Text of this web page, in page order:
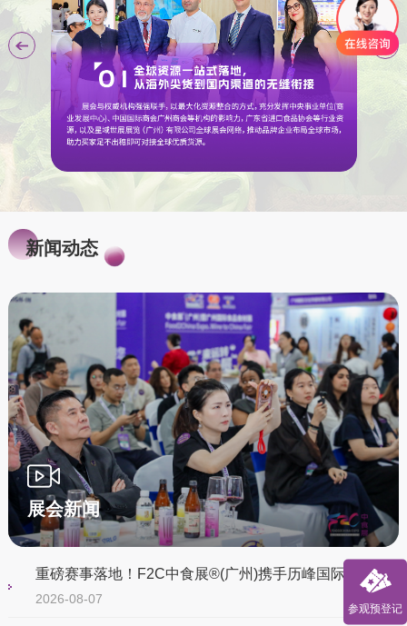
新闻动态
展会新闻
重磅赛事落地！F2C中食展®(广州)携手历峰国际烘焙俱乐部（中国），打造华南烘焙商贸黄金平台
2026-08-07
参观预登记